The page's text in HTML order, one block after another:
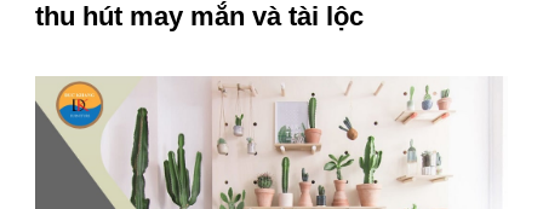
thu hút may mắn và tài lộc